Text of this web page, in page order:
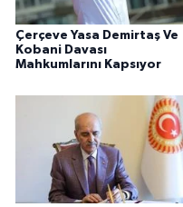
Çerçeve Yasa Demirtaş Ve
Kobani Davası
Mahkumlarını Kapsıyor